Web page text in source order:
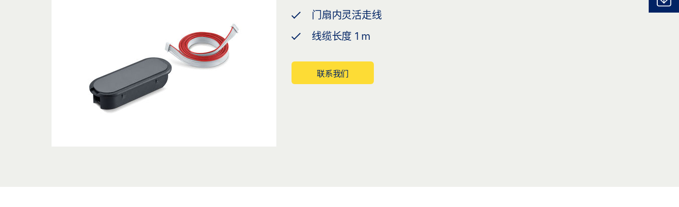
门扇内灵活走线
线缆长度 1 m
联系我们